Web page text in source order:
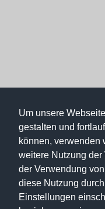
Um unsere
gestalten und
können, verwenden
weitere Nutzung
der Verwendung
diese Nutzung
Einstellungen